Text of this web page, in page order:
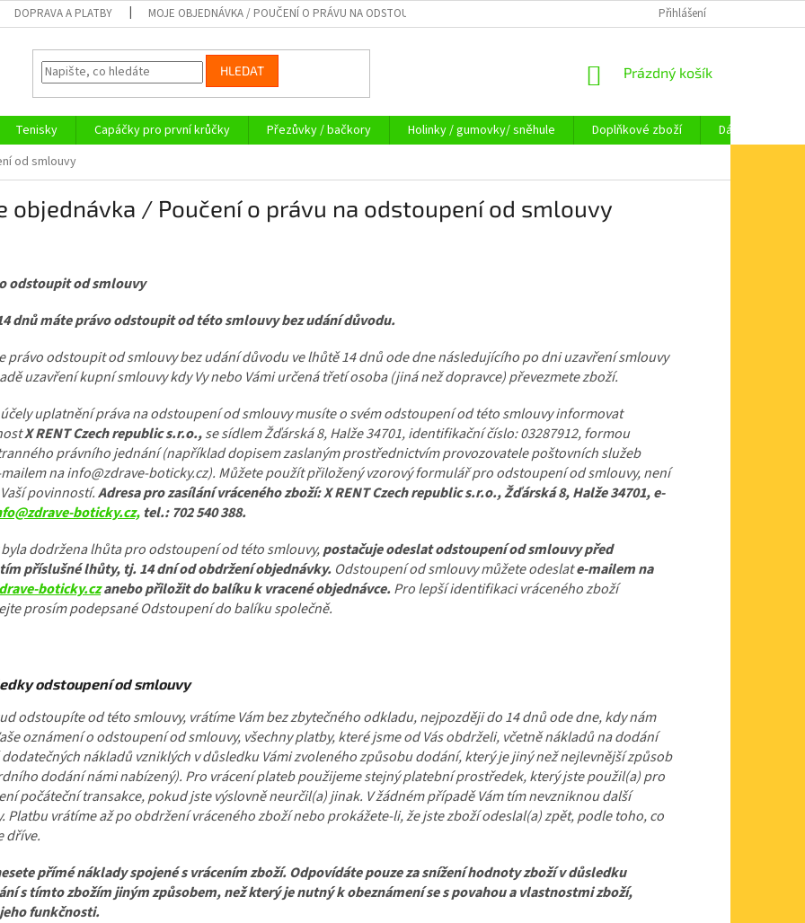
DOPRAVA A PLATBY MOJE OBJEDNÁVKA / POUČENÍ O PRÁVU NA ODSTOUPENÍ OD SMLOUVY KAMENNÁ PRODEJNA
Přihlášení
HLEDAT
NÁKUPNÍ
Prázdný košík
Tenisky Capáčky pro první krůčky Přezůvky / bačkory Holinky / gumovky/ sněhule Doplňkové zboží
Dárkové
od smlouvy
objednávka / Poučení o právu na odstoupení od smlouvy
odstoupit od smlouvy
dnů máte právo odstoupit od této smlouvy bez udání důvodu.
právo odstoupit od smlouvy bez udání důvodu ve lhůtě 14 dnů ode dne následujícího po dni uzavření smlouvy
uzavření kupní smlouvy kdy Vy nebo Vámi určená třetí osoba (jiná než dopravce) převezmete zboží.
uplatnění práva na odstoupení od smlouvy musíte o svém odstoupení od této smlouvy informovat
X RENT Czech republic s.r.o.,se sídlem Žďárská 8, Halže 34701, identifikační číslo: 03287912, formou
právního jednání (například dopisem zaslaným prostřednictvím provozovatele poštovních služeb
na info@zdrave-boticky.cz). Můžete použít přiložený vzorový formulář pro odstoupení od smlouvy, není
povinností.Adresa pro zasílání vráceného zboží: X RENT Czech republic s.r.o., Žďárská 8, Halže 34701, e-
boticky.cz, tel.: 702 540 388.
byla dodržena lhůta pro odstoupení od této smlouvy,postačuje odeslat odstoupení od smlouvy před
příslušné lhůty, tj. 14 dní od obdržení objednávky. Odstoupení od smlouvy můžete odeslate-mailem na
boticky.czanebo přiložit do balíku k vracené objednávce.Pro lepší identifikaci vráceného zboží
prosím podepsané Odstoupení do balíku společně.
odstoupení od smlouvy
odstoupíte od této smlouvy, vrátíme Vám bez zbytečného odkladu, nejpozději do 14 dnů ode dne, kdy nám
oznámení o odstoupení od smlouvy, všechny platby, které jsme od Vás obdrželi, včetně nákladů na dodání
nákladů vzniklých v důsledku Vámi zvoleného způsobu dodání, který je jiný než nejlevnější způsob
dodání námi nabízený). Pro vrácení plateb použijeme stejný platební prostředek, který jste použil(a) pro
počáteční transakce, pokud jste výslovně neurčil(a) jinak. V žádném případě Vám tím nevzniknou další
Platbu vrátíme až po obdržení vráceného zboží nebo prokážete-li, že jste zboží odeslal(a) zpět, podle toho, co
dříve.
přímé náklady spojené s vrácením zboží. Odpovídáte pouze za snížení hodnoty zboží v důsledku
s tímto zbožím jiným způsobem, než který je nutný k obeznámení se s povahou a vlastnostmi zboží,
funkčnosti.